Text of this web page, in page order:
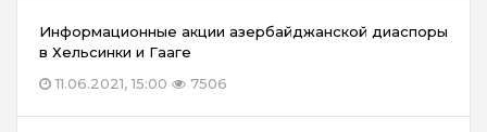
Информационные акции азербайджанской диаспоры
в Хельсинки и Гааге
11.06.2021, 15:00
7506